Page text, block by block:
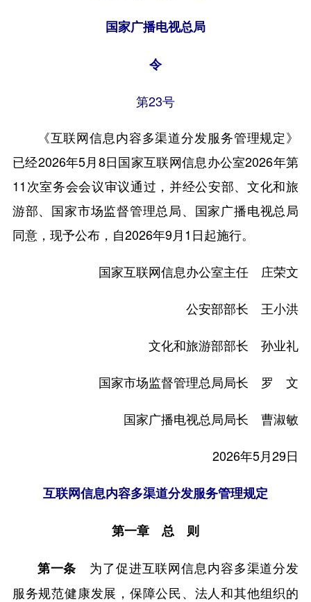
国家广播电视总局
令
第23号
《互联网信息内容多渠道分发服务管理规定》
已经2026年5月8日国家互联网信息办公室2026年第
11次室务会会议审议通过，并经公安部、文化和旅
游部、国家市场监督管理总局、国家广播电视总局
同意，现予公布，自2026年9月1日起施行。
国家互联网信息办公室主任 庄荣文
公安部部长 王小洪
文化和旅游部部长 孙业礼
国家市场监督管理总局局长 罗 文
国家广播电视总局局长 曹淑敏
2026年5月29日
互联网信息内容多渠道分发服务管理规定
第一章 总 则
第一条 为了促进互联网信息内容多渠道分发
服务规范健康发展，保障公民、法人和其他组织的